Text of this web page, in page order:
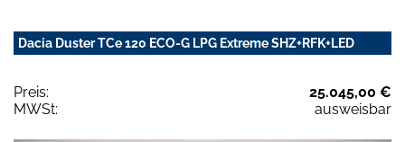
Dacia Duster TCe 120 ECO-G LPG Extreme SHZ+RFK+LED
Preis:
25.045,00 €
MWSt:
ausweisbar